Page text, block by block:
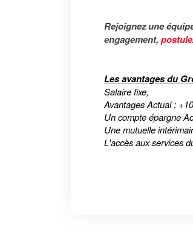
Rejoignez une
engagement,
Les avantages du
Salaire fixe,
Avantages Actual :
Un compte épargne
Une mutuelle
L'accès aux services